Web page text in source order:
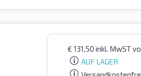
€ 131,50 inkl. MwST
AUF LAGER